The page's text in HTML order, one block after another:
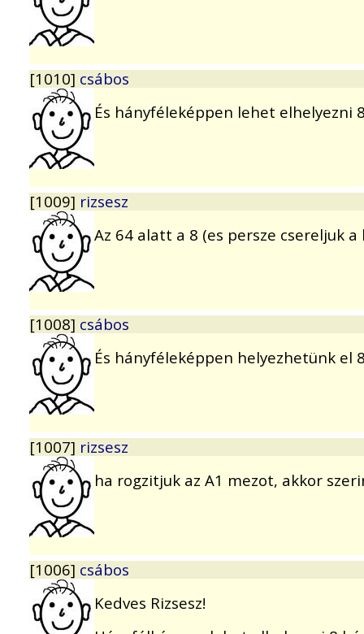
[1010] csábos
És hányféleképpen lehet elhelyezni
[1009] rizsesz
Az 64 alatt a 8 (es persze csereljuk a
[1008] csábos
És hányféleképpen helyezhetünk el
[1007] rizsesz
ha rogzitjuk az A1 mezot, akkor
[1006] csábos
Kedves Rizsesz!